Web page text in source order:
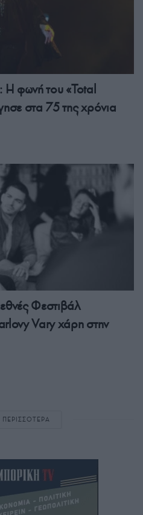
Η φωνή του «Total
στα 75 της χρόνια
Φεστιβάλ
Vary χάρη στην
ΠΕΡΙΣΣΟΤΕΡΑ